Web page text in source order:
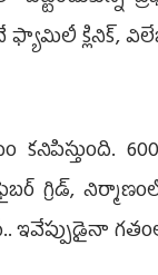
క్లినిక్‌, విలేజ్‌
గ్రిడ్‌,